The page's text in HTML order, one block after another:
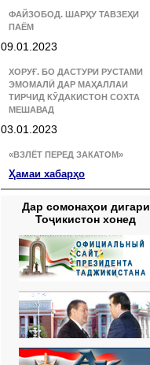
ФАЙЗОБОД. ШАРҲУ ТАВЗЕҲИ
ПАЁМ
09.01.2023
ХОРУҒ. БО ДАСТУРИ РУСТАМИ
ЭМОМАЛӢ ДАР МАҲАЛЛАИ
ТИРЧИД КӮДАКИСТОН СОХТА
МЕШАВАД
03.01.2023
«ВЗЛЁТ ПЕРЕД ЗАКАТОМ»
Ҳамаи хабарҳо
Дар сомонаҳои дигари
Тоҷикистон хонед